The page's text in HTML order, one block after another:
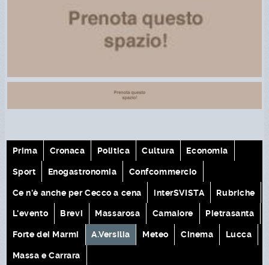
Prima Cronaca Politica Cultura Economia
Sport Enogastronomia Confcommercio
Ce n'è anche per Cecco a cena interSVISTA Rubriche
L'evento Brevi Massarosa Camaiore Pietrasanta
Forte dei Marmi A.Versilia Meteo Cinema Lucca
Massa e Carrara